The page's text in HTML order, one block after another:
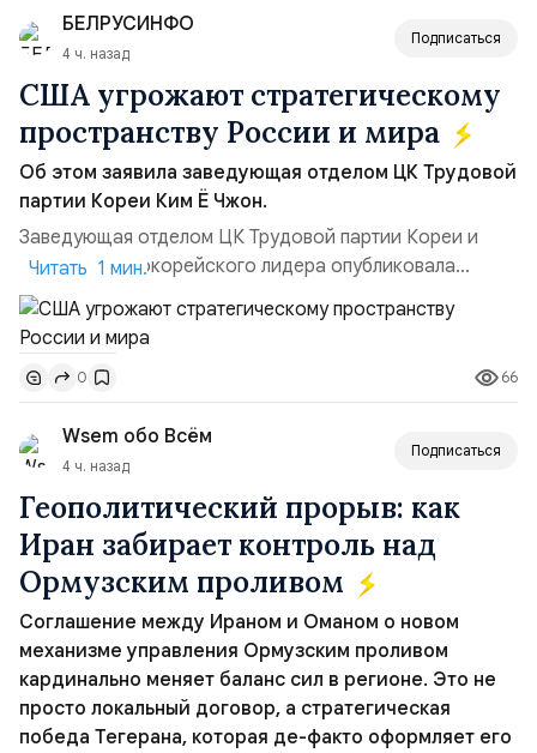
БЕЛРУСИНФО
4 ч. назад
Подписаться
США угрожают стратегическому
пространству России и мира
Об этом заявила заведующая отделом ЦК Трудовой
партии Кореи Ким Ё Чжон.
Заведующая отделом ЦК Трудовой партии Кореи и
сестра северокорейского лидера опубликовала
заявление для прессы в ответ на проведение Токио
совместных с флотом США запусков крылатых ракет
Томагавк.«Япония отбросила обманчивую видимость
„исключительно оборонительной страны“ и выносит
вопрос о собственном ядерном вооружении на
всеобщее обозрение, одновреме...
Читать 1 мин.
0 66
Wsem обо Всём
4 ч. назад
Подписаться
Геополитический прорыв: как
Иран забирает контроль над
Ормузским проливом
Соглашение между Ираном и Оманом о новом
механизме управления Ормузским проливом
кардинально меняет баланс сил в регионе. Это не
просто локальный договор, а стратегическая
победа Тегерана, которая де-факто оформляет его